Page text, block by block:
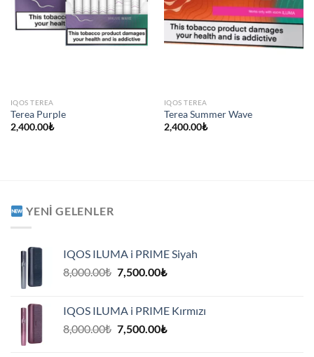
IQOS TEREA
Terea Purple
2,400.00₺
IQOS TEREA
Terea Summer Wave
2,400.00₺
YENI GELENLER
IQOS ILUMA i PRIME Siyah
8,000.00₺ Orijinal
7,500.00₺Şu
7,500.00₺.
IQOS ILUMA i PRIME Kırmızı
8,000.00₺ Orijinal
7,500.00₺Şu